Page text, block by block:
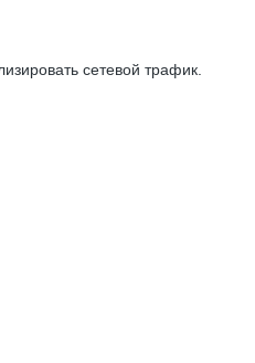
сетевой трафик.